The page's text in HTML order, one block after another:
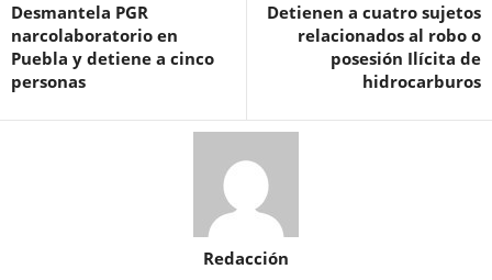
Desmantela PGR
narcolaboratorio en
Puebla y detiene a cinco
personas
Detienen a cuatro sujetos
relacionados al robo o
posesión Ilícita de
hidrocarburos
Redacción